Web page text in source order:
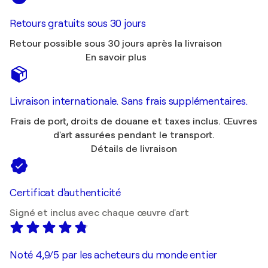
Retours gratuits sous 30 jours
Retour possible sous 30 jours après la livraison
En savoir plus
Livraison internationale. Sans frais supplémentaires.
Frais de port, droits de douane et taxes inclus. Œuvres
d'art assurées pendant le transport.
Détails de livraison
Certificat d'authenticité
Signé et inclus avec chaque œuvre d'art
Noté 4,9/5 par les acheteurs du monde entier